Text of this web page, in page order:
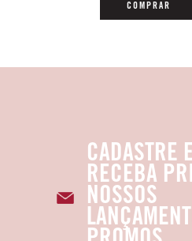
COMPRAR
CADASTRE
RECEBA
NOSSOS